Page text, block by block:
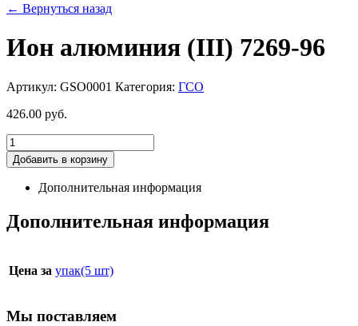
← Вернуться назад
Ион алюминия (III) 7269-96
Артикул: GSO0001 Категория: ГСО
426.00 руб.
Добавить в корзину
Дополнительная информация
Дополнительная информация
Цена за упак(5 шт)
Мы поставляем